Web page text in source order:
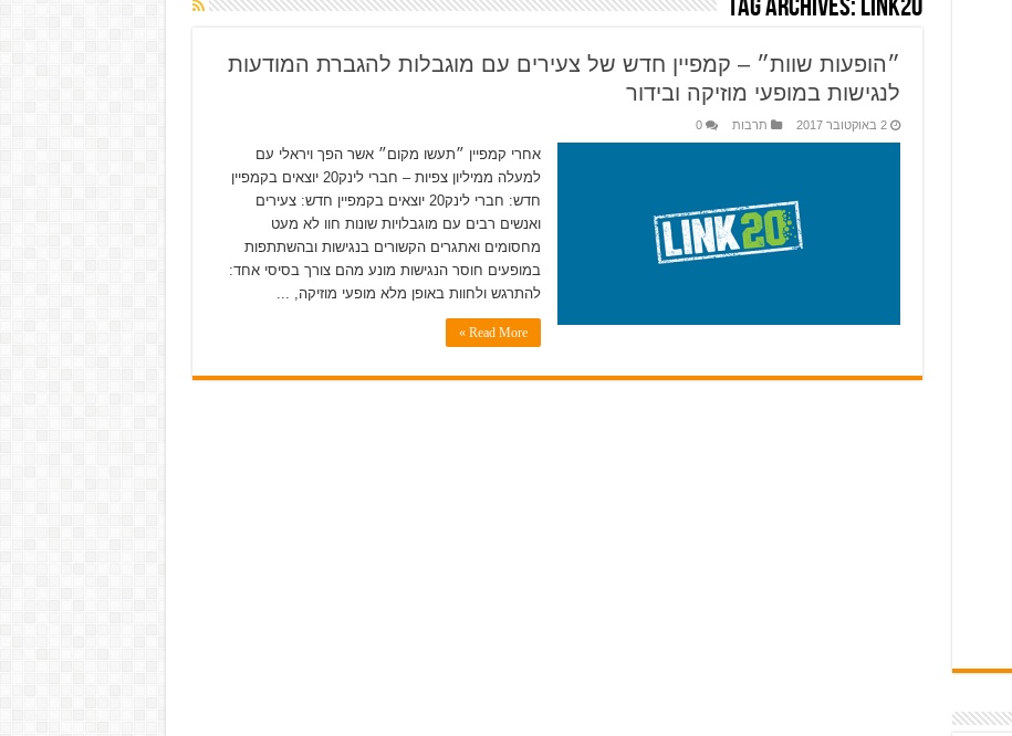
Tag Archives:link20
״הופעות שוות״ – קמפיין חדש של צעירים עם מוגבלות להגברת המודעות
לנגישות במופעי מוזיקה ובידור
2 באוקטובר 2017 תרבות 0
אחרי קמפיין ״תעשו מקום״ אשר הפך ויראלי עם
למעלה ממיליון צפיות – חברי לינק20 יוצאים בקמפיין
חדש: חברי לינק20 יוצאים בקמפיין חדש: צעירים
ואנשים רבים עם מוגבלויות שונות חוו לא מעט
מחסומים ואתגרים הקשורים בנגישות ובהשתתפות
במופעים חוסר הנגישות מונע מהם צורך בסיסי אחד:
להתרגש ולחוות באופן מלא מופעי מוזיקה, ...
Read More »